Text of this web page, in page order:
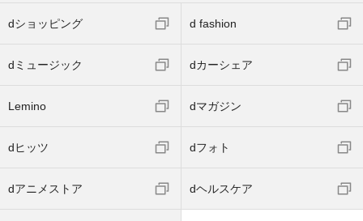
dショッピング d fashion
dミュージック dカーシェア
Lemino dマガジン
dヒッツ dフォト
dアニメストア dヘルスケア